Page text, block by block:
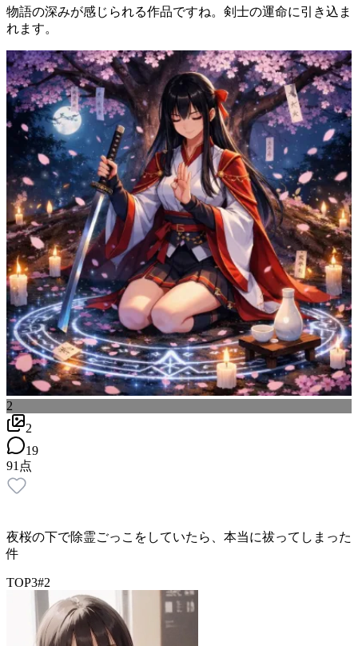
物語の深みが感じられる作品ですね。剣士の運命に引き込ま
れます。
2
2
19
91 点
夜桜の下で除霊ごっこをしていたら、本当に祓ってしまった
件
TOP3#2